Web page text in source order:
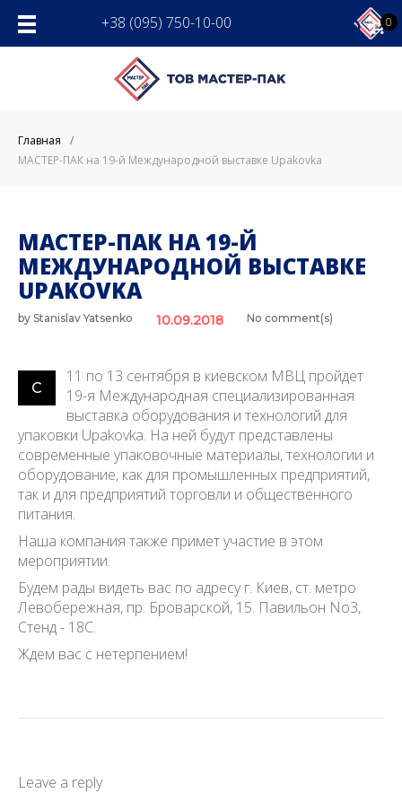
content
+38 (095) 750-10-00 0
Главная
/
МАСТЕР-ПАК на 19-й Международной выставке Upakovka
МАСТЕР-ПАК НА 19-Й
МЕЖДУНАРОДНОЙ ВЫСТАВКЕ
UPAKOVKA
by Stanislav Yatsenko 10.09.2018 No comment(s)
С
11 по 13 сентября в киевском МВЦ пройдет
19-я Международная специализированная
выставка оборудования и технологий для
упаковки Upakovka. На ней будут представлены
современные упаковочные материалы, технологии и
оборудование, как для промышленных предприятий,
так и для предприятий торговли и общественного
питания.
Наша компания также примет участие в этом
мероприятии.
Будем рады видеть вас по адресу г. Киев, ст. метро
Левобережная, пр. Броварской, 15. Павильон No3,
Стенд - 18С.
Ждем вас с нетерпением!
Leave a reply